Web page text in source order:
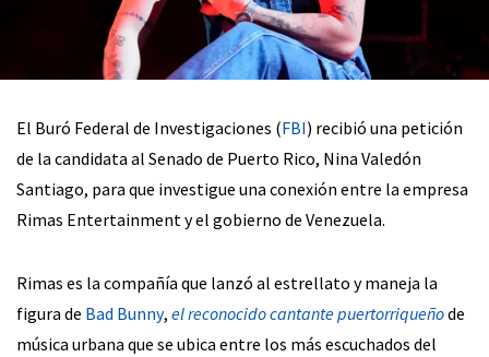
El Buró Federal de Investigaciones (FBI) recibió una petición
de la candidata al Senado de Puerto Rico, Nina Valedón
Santiago, para que investigue una conexión entre la empresa
Rimas Entertainment y el gobierno de Venezuela.
Rimas es la compañía que lanzó al estrellato y maneja la
figura de Bad Bunny, el reconocido cantante puertorriqueñode
música urbana que se ubica entre los más escuchados del